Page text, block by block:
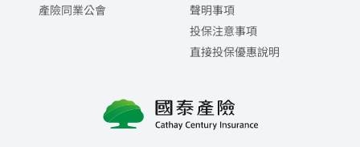
產險同業公會
聲明事項
投保注意事項
直接投保優惠說明